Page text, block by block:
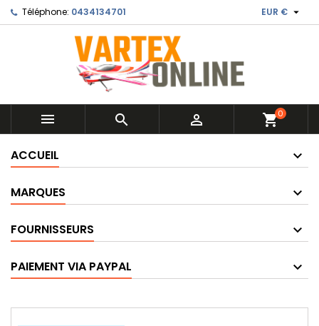
Téléphone: 0434134701 EUR € 
   shopping_cart0
ACCUEIL
MARQUES
FOURNISSEURS
PAIEMENT VIA PAYPAL